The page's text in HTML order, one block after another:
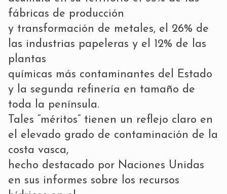
fábricas de producción
y transformación de metales, el 26% de
las industrias papeleras y el 12% de las
plantas
químicas más contaminantes del Estado
y la segunda refinería en tamaño de
toda la península.
Tales “méritos” tienen un reflejo claro en
el elevado grado de contaminación de la
costa vasca,
hecho destacado por Naciones Unidas
en sus informes sobre los recursos